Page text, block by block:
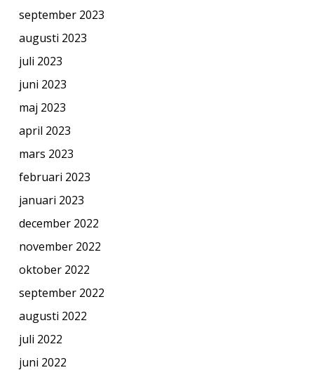
september 2023
augusti 2023
juli 2023
juni 2023
maj 2023
april 2023
mars 2023
februari 2023
januari 2023
december 2022
november 2022
oktober 2022
september 2022
augusti 2022
juli 2022
juni 2022